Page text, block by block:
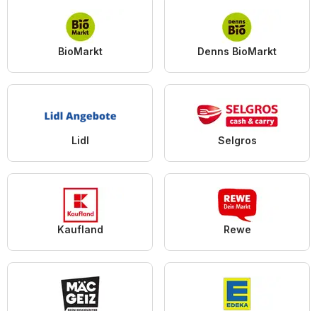
BioMarkt Denns BioMarkt
Lidl Selgros
Kaufland Rewe